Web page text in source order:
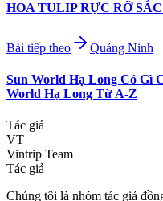
HOA TULIP RỰC RỠ
Bài tiếp theo Quảng Ninh
Sun World Hạ Long Có Gì
World Hạ Long Từ A-Z
Tác giả
VT
Vintrip Team
Tác giả
Chúng tôi là nhóm tác giả